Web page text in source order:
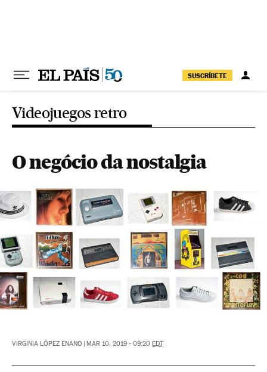
SUSCRÍBETE
Videojuegos retro
O negócio da nostalgia
VIRGINIA LÓPEZ ENANO MAR 10, 2019 - 09:20 EDT